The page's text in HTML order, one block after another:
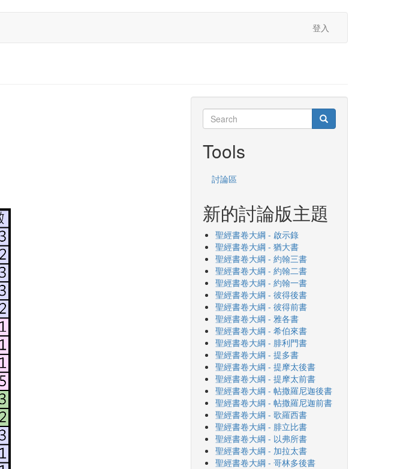
登入
Search
Search Search
Tools
討論區
新的討論版主題
聖經書卷大綱 - 啟示錄
聖經書卷大綱 - 猶大書
聖經書卷大綱 - 約翰三書
聖經書卷大綱 - 約翰二書
聖經書卷大綱 - 約翰一書
聖經書卷大綱 - 彼得後書
聖經書卷大綱 - 彼得前書
聖經書卷大綱 - 雅各書
聖經書卷大綱 - 希伯來書
聖經書卷大綱 - 腓利門書
聖經書卷大綱 - 提多書
聖經書卷大綱 - 提摩太後書
聖經書卷大綱 - 提摩太前書
聖經書卷大綱 - 帖撒羅尼迦後書
聖經書卷大綱 - 帖撒羅尼迦前書
聖經書卷大綱 - 歌羅西書
聖經書卷大綱 - 腓立比書
聖經書卷大綱 - 以弗所書
聖經書卷大綱 - 加拉太書
聖經書卷大綱 - 哥林多後書